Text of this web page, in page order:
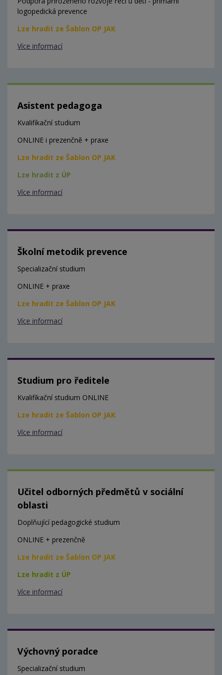
logopedická prevence
Lze hradit ze Šablon OP JAK
Více informací
Asistent pedagoga
Kvalifikační studium
ONLINE i prezenčně + praxe
Lze hradit ze Šablon OP JAK
Lze hradit z ÚP
Více informací
Školní metodik prevence
Specializační studium
ONLINE + praxe
Lze hradit ze Šablon OP JAK
Více informací
Studium pro ředitele
Kvalifikační studium ONLINE
Lze hradit ze Šablon OP JAK
Více informací
Učitel odborných předmětů v sociální
oblasti
Doplňující pedagogické studium
ONLINE + prezenčně
Lze hradit ze Šablon OP JAK
Lze hradit z ÚP
Více informací
Výchovný poradce
Specializační studium